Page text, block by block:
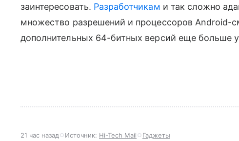
заинтересовать. Разработчикам и так сложно
множество разрешений и процессоров Android-
дополнительных 64-битных версий еще больше
21 час назад Источник: Hi-Tech Mail Гаджеты